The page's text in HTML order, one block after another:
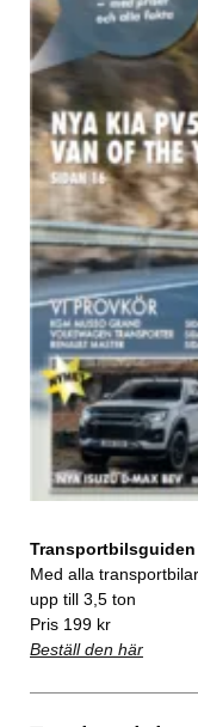
Transportbilsguiden
Med alla transportbilar
upp till 3,5 ton
Pris 199 kr
Beställ den här